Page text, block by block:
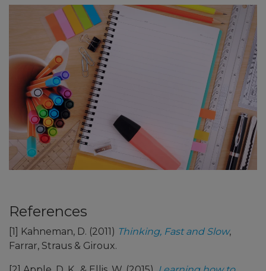
References
[1] Kahneman, D. (2011) Thinking, Fast and Slow,
Farrar, Straus & Giroux.